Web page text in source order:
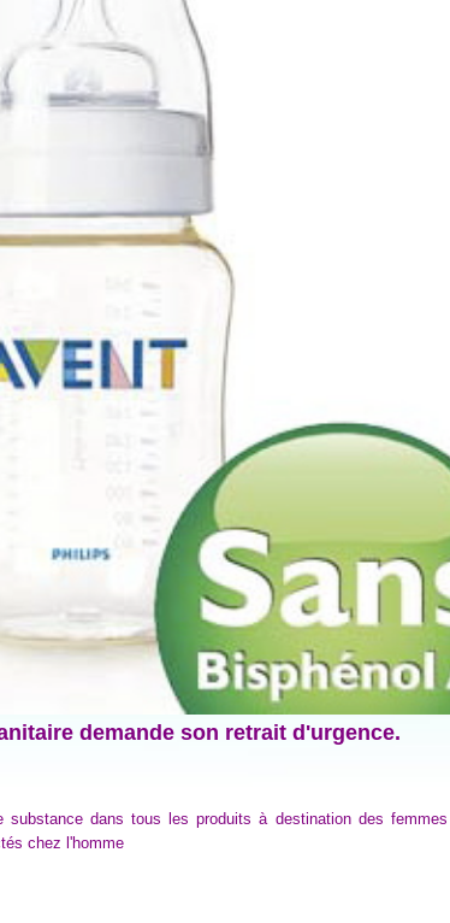
demande son retrait d'urgence.
substance dans tous les produits à destination des
chez l'homme